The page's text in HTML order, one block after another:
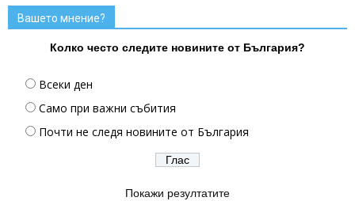
Вашето мнение?
Колко често следите новините от България?
Всеки ден
Само при важни събития
Почти не следя новините от България
Покажи резултатите